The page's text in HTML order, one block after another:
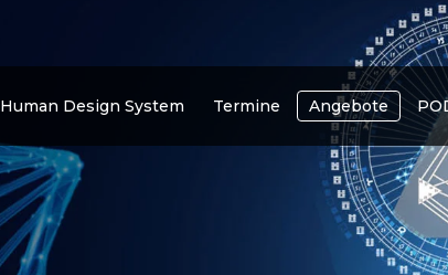
Human Design System Termine Angebote